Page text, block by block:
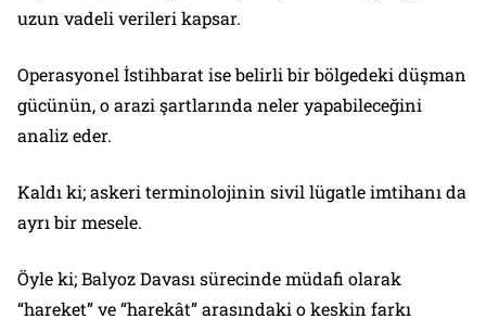
uzun vadeli verileri kapsar.
Operasyonel İstihbarat ise belirli bir bölgedeki düşman
gücünün, o arazi şartlarında neler yapabileceğini
analiz eder.
Kaldı ki; askeri terminolojinin sivil lügatle imtihanı da
ayrı bir mesele.
Öyle ki; Balyoz Davası sürecinde müdafi olarak
“hareket” ve “harekât” arasındaki o keskin farkı